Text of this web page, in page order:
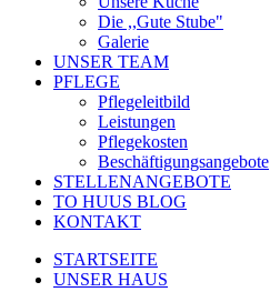
Die ,,Gute Stube"
Galerie
UNSER TEAM
PFLEGE
Pflegeleitbild
Leistungen
Pflegekosten
Beschäftigungsangebote
STELLENANGEBOTE
TO HUUS BLOG
KONTAKT
STARTSEITE
UNSER HAUS